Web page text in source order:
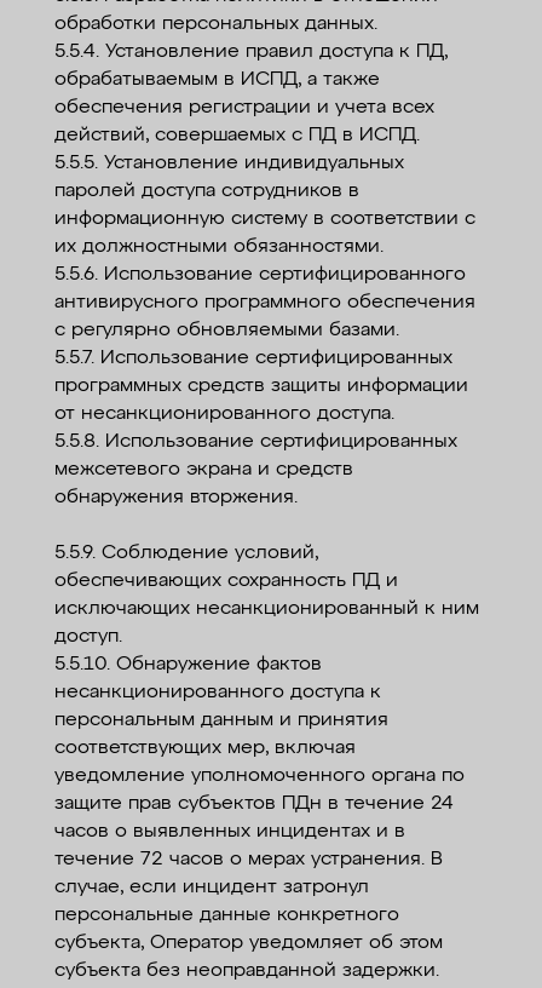
обработки персональных данных.
5.5.4. Установление правил доступа к ПД,
обрабатываемым в ИСПД, а также
обеспечения регистрации и учета всех
действий, совершаемых с ПД в ИСПД.
5.5.5. Установление индивидуальных
паролей доступа сотрудников в
информационную систему в соответствии с
их должностными обязанностями.
5.5.6. Использование сертифицированного
антивирусного программного обеспечения
с регулярно обновляемыми базами.
5.5.7. Использование сертифицированных
программных средств защиты информации
от несанкционированного доступа.
5.5.8. Использование сертифицированных
межсетевого экрана и средств
обнаружения вторжения.
5.5.9. Соблюдение условий,
обеспечивающих сохранность ПД и
исключающих несанкционированный к ним
доступ.
5.5.10. Обнаружение фактов
несанкционированного доступа к
персональным данным и принятия
соответствующих мер, включая
уведомление уполномоченного органа по
защите прав субъектов ПДн в течение 24
часов о выявленных инцидентах и в
течение 72 часов о мерах устранения. В
случае, если инцидент затронул
персональные данные конкретного
субъекта, Оператор уведомляет об этом
субъекта без неоправданной задержки.